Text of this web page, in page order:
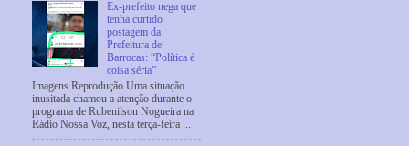
Ex-prefeito nega que
tenha curtido
postagem da
Prefeitura de
Barrocas: “Política é
coisa séria”
Imagens Reprodução Uma situação
inusitada chamou a atenção durante o
programa de Rubenilson Nogueira na
Rádio Nossa Voz, nesta terça-feira ...